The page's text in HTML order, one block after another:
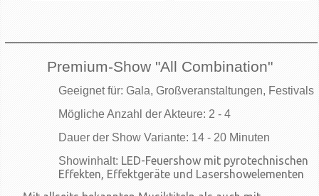
Premium-Show "All Combination"
Geeignet für: Gala, Großveranstaltungen, Festivals
Mögliche Anzahl der Akteure: 2 - 4
Dauer der Show Variante: 14 - 20 Minuten
Showinhalt: LED-Feuershow mit pyrotechnischen
Effekten, Effektgeräte und Lasershowelementen